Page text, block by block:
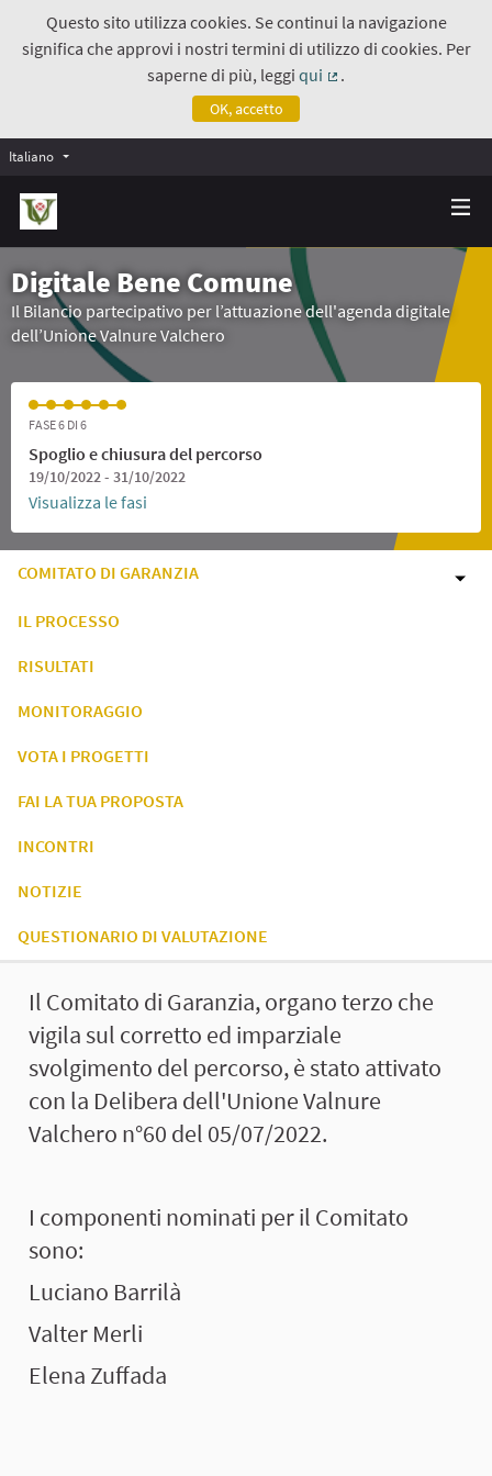
Questo sito utilizza cookies. Se continui la navigazione
significa che approvi i nostri termini di utilizzo di cookies. Per
saperne di più, leggiqui
.
OK, accetto
Italiano
Digitale Bene Comune
Il Bilancio partecipativo per l’attuazione dell'agenda digitale
dell’Unione Valnure Valchero
FASE 6 DI 6
Spoglio e chiusura del percorso
19/10/2022 - 31/10/2022
Visualizza le fasi
COMITATO DI GARANZIA
IL PROCESSO
RISULTATI
MONITORAGGIO
VOTA I PROGETTI
FAI LA TUA PROPOSTA
INCONTRI
NOTIZIE
QUESTIONARIO DI VALUTAZIONE
Il Comitato di Garanzia, organo terzo che
vigila sul corretto ed imparziale
svolgimento del percorso, è stato attivato
con la Delibera dell'Unione Valnure
Valchero n°60 del 05/07/2022.
I componenti nominati per il Comitato
sono:
Luciano Barrilà
Valter Merli
Elena Zuffada